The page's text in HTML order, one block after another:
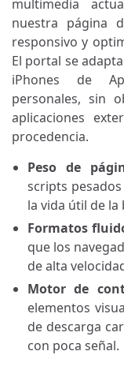
multimedia
nuestra página
responsivo y
El portal se
iPhones de
personales, sin
aplicaciones
procedencia.
Peso de
scripts
la vida útil de
Formatos
que los
de alta
Motor de
elementos
de descarga
con poca señal.